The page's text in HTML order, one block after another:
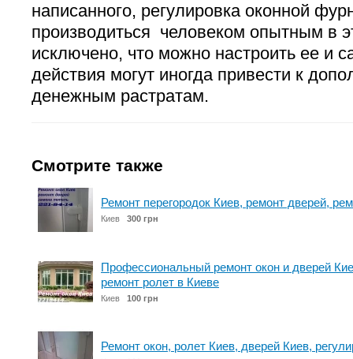
написанного, регулировка оконной
производиться человеком опытным в
исключено, что можно настроить ее и
действия могут иногда привести к
денежным растратам.
Смотрите также
Ремонт перегородок Киев, ремонт дверей,
Киев 300 грн
Профессиональный ремонт окон и дверей
ремонт ролет в Киеве
Киев 100 грн
Ремонт окон, ролет Киев, дверей Киев,